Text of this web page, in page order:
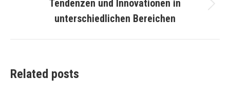
Beitrag:
Tendenzen und Innovationen in
unterschiedlichen Bereichen
Related posts